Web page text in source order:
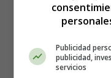
Recursos
Publicidad
publicidad,
servicios